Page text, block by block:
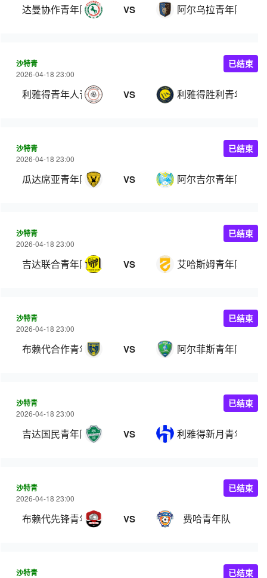
达曼协作青年队 VS 阿尔乌拉青年队
沙特青
2026-04-18 23:00
利雅得青年人青年队 VS 利雅得胜利青年队
已结束
沙特青
2026-04-18 23:00
瓜达席亚青年队 VS 阿尔吉尔青年队
已结束
沙特青
2026-04-18 23:00
吉达联合青年队 VS 艾哈斯姆青年队
已结束
沙特青
2026-04-18 23:00
布赖代合作青年队 VS 阿尔菲斯青年队
已结束
沙特青
2026-04-18 23:00
吉达国民青年队 VS 利雅得新月青年队
已结束
沙特青
2026-04-18 23:00
布赖代先锋青年队 VS 费哈青年队
已结束
沙特青 已结束